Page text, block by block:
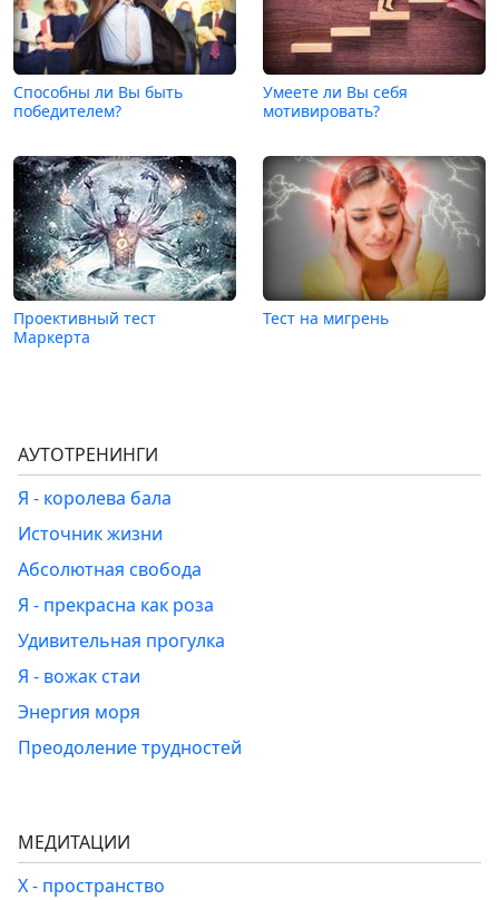
Способны ли Вы быть
победителем?
Умеете ли Вы себя
мотивировать?
Проективный тест
Маркерта
Тест на мигрень
АУТОТРЕНИНГИ
Я - королева бала
Источник жизни
Абсолютная свобода
Я - прекрасна как роза
Удивительная прогулка
Я - вожак стаи
Энергия моря
Преодоление трудностей
МЕДИТАЦИИ
Х - пространство